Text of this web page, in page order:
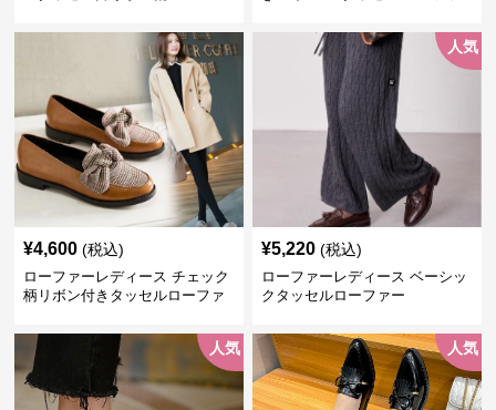
¥4,600 (税込)
ローファーレディース チェック
柄リボン付きタッセルローファ
人気
¥5,220 (税込)
ローファーレディース ベーシッ
クタッセルローファー
人気 人気